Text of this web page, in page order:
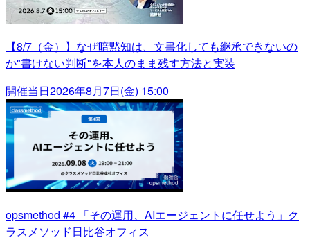
【8/7（金）】なぜ暗黙知は、文書化しても継承できないの
か"書けない判断"を本人のまま残す方法と実装
開催当日2026年8月7日(金) 15:00
opsmethod #4 「その運用、AIエージェントに任せよう」ク
ラスメソッド日比谷オフィス